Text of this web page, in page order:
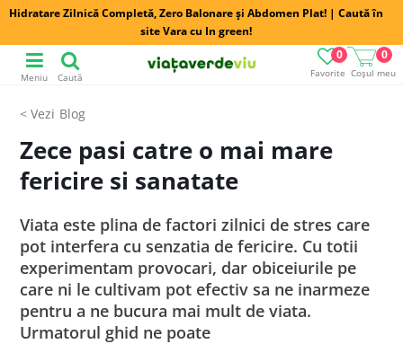
Hidratare Zilnică Completă, Zero Balonare și Abdomen Plat! | Caută în
site Vara cu In green!
Favorite
0
Coșul meu
0
Meniu Caută
Blog
Zece pasi catre o mai mare
fericire si sanatate
Viata este plina de factori zilnici de stres care
pot interfera cu senzatia de fericire. Cu totii
experimentam provocari, dar obiceiurile pe
care ni le cultivam pot efectiv sa ne inarmeze
pentru a ne bucura mai mult de viata.
Urmatorul ghid ne poate